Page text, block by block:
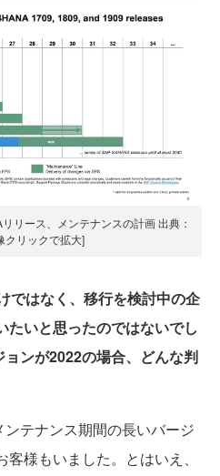
リース、メンテナンスの計画 出典：
リックで拡大]
ではなく、移行を検討中の企
たいと思ったのではないでし
ンが2022の場合、どんな判
テナンス期間の長いバージ
様もいました。とはいえ、